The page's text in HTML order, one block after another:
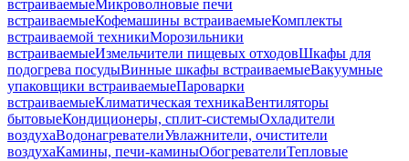
встраиваемыеМикроволновые печи
встраиваемыеКофемашины встраиваемыеКомплекты
встраиваемой техникиМорозильники
встраиваемыеИзмельчители пищевых отходовШкафы для
подогрева посудыВинные шкафы встраиваемыеВакуумные
упаковщики встраиваемыеПароварки
встраиваемыеКлиматическая техникаВентиляторы
бытовыеКондиционеры, сплит-системыОхладители
воздухаВодонагревателиУвлажнители, очистители
воздухаКамины, печи-каминыОбогревателиТепловые